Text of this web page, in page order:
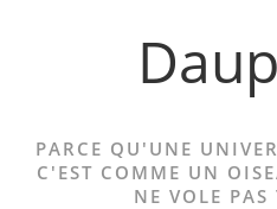
PARCE QU'UNE
C'EST COMME UN
NE VOLE PAS